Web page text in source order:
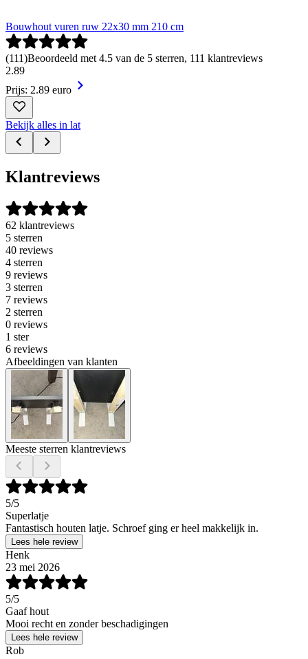
Bouwhout vuren ruw 22x30 mm 210 cm
(111)Beoordeeld met 4.5 van de 5 sterren, 111 klantreviews
2.89
Prijs: 2.89 euro
Bekijk alles in lat
Klantreviews
62 klantreviews
5 sterren
40 reviews
4 sterren
9 reviews
3 sterren
7 reviews
2 sterren
0 reviews
1 ster
6 reviews
Afbeeldingen van klanten
Meeste sterren klantreviews
5/5
Superlatje
Fantastisch houten latje. Schroef ging er heel makkelijk in.
Lees hele review
Henk
23 mei 2026
5/5
Gaaf hout
Mooi recht en zonder beschadigingen
Lees hele review
Rob